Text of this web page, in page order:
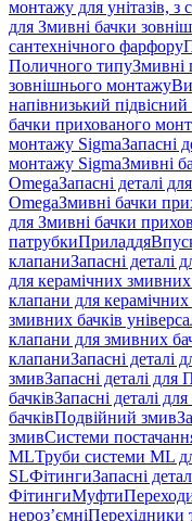
монтажу для унітазів, з
для Змивні бачки
сантехнічного фарфору
Поличного типуЗмивні
зовнішнього монтажу
напівнизький
бачки прихованого
монтажу SigmaЗапасні
монтажу SigmaЗмивні
OmegaЗапасні деталі
OmegaЗмивні бачки
для Змивні бачки
патрубкиПриладдя
клапаниЗапасні деталі
для керамічних змивних
клапани для
змивних бачків
клапани для змивних
клапаниЗапасні деталі
змивЗапасні деталі
бачкiвЗапасні деталі
бачкiвПодвійний змив
змивСистеми
MLТруби системи ML
SLФітингиЗапасні
ФітингиМуфти
нероз’ємніПерехідники